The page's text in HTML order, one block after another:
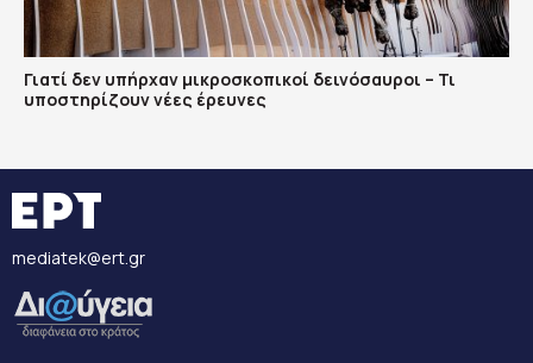
Γιατί δεν υπήρχαν μικροσκοπικοί δεινόσαυροι – Τι
υποστηρίζουν νέες έρευνες
mediatek@ert.gr